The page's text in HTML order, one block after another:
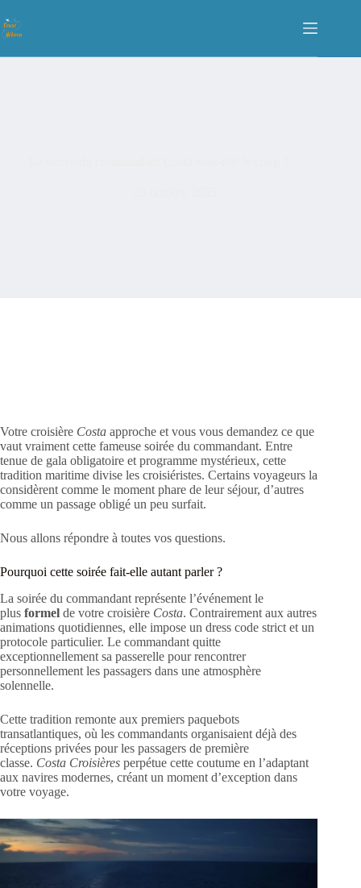
Votre croisière Costa approche et vous vous demandez ce que
vaut vraiment cette fameuse soirée du commandant. Entre
tenue de gala obligatoire et programme mystérieux, cette
tradition maritime divise les croisiéristes. Certains voyageurs la
considèrent comme le moment phare de leur séjour, d’autres
comme un passage obligé un peu surfait.
Nous allons répondre à toutes vos questions.
Pourquoi cette soirée fait-elle autant parler ?
La soirée du commandant représente l’événement le
plus formel de votre croisière Costa. Contrairement aux autres
animations quotidiennes, elle impose un dress code strict et un
protocole particulier. Le commandant quitte
exceptionnellement sa passerelle pour rencontrer
personnellement les passagers dans une atmosphère
solennelle.
Cette tradition remonte aux premiers paquebots
transatlantiques, où les commandants organisaient déjà des
réceptions privées pour les passagers de première
classe. Costa Croisières perpétue cette coutume en l’adaptant
aux navires modernes, créant un moment d’exception dans
votre voyage.